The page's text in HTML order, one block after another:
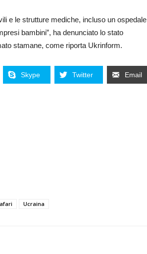
e le strutture mediche, incluso un ospedale
bambini”, ha denunciato lo stato
stamane, come riporta Ukrinform.
Skype Twitter Email
Ucraina